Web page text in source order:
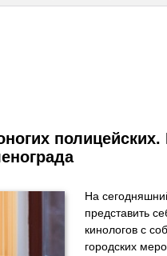
На
представить
кинологов с
городских